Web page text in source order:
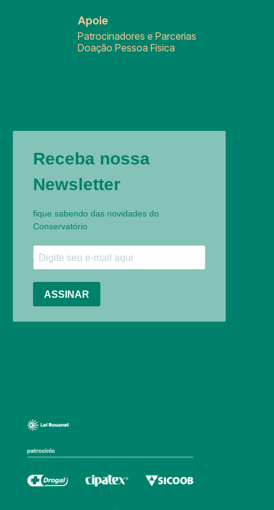
Apoie
Patrocinadores e Parcerias
Doação Pessoa Física